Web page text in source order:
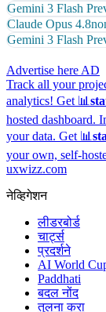
Gemini 3 Flash
Claude Opus 4.8
Gemini 3 Flash
Advertise here AD
Track all your
analytics! Get 📊
hosted dashboard.
your data. Get 📊
your own, self-
uxwizz.com
नेव्हिगेशन
लीडरबोर्ड
चार्ट्स
प्रदर्शने
AI World
Paddhati
बदल नोंद
तुलना करा